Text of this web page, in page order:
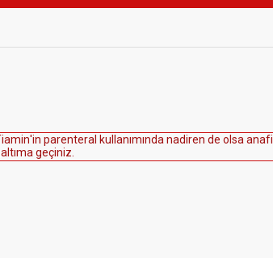
iamin'in parentera ku anımında nadiren de o sa anafi
a tıma geçiniz